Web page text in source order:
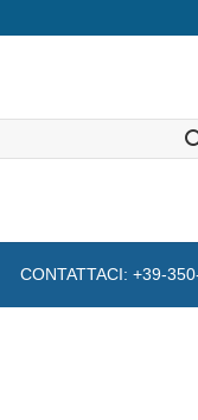
CONTATTACI: +39-